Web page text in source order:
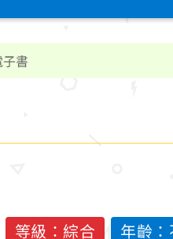
書
等級：綜合 年齡